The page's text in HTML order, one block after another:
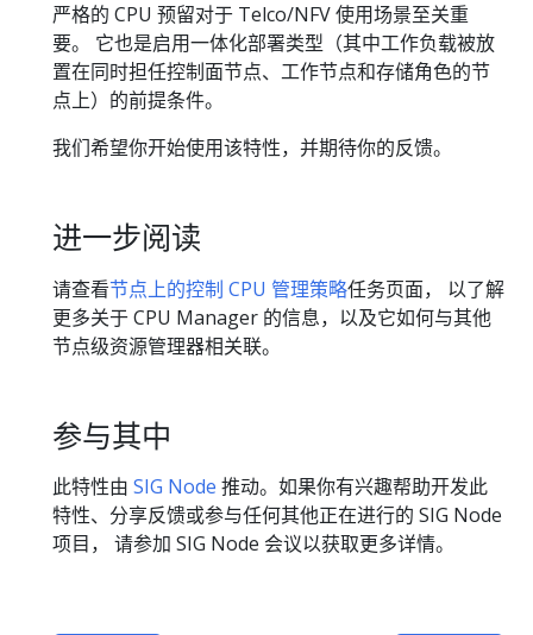
严格的 CPU 预留对于 Telco/NFV 使用场景至关重
要。 它也是启用一体化部署类型（其中工作负载被放
置在同时担任控制面节点、工作节点和存储角色的节
点上）的前提条件。
我们希望你开始使用该特性，并期待你的反馈。
进一步阅读
请查看节点上的控制 CPU 管理策略任务页面， 以了解
更多关于 CPU Manager 的信息，以及它如何与其他
节点级资源管理器相关联。
参与其中
此特性由 SIG Node 推动。如果你有兴趣帮助开发此
特性、分享反馈或参与任何其他正在进行的 SIG Node
项目， 请参加 SIG Node 会议以获取更多详情。